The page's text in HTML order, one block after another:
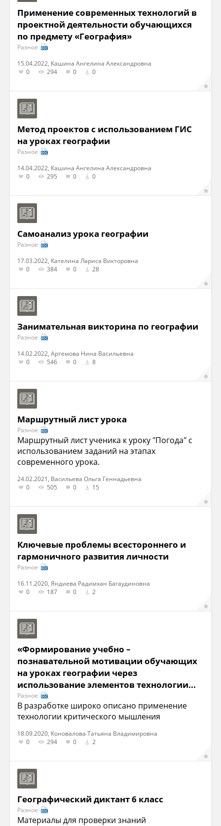
Применение современных технологий в
проектной деятельности обучающихся
по предмету «География»
Разное
15.04.2022, Кашина Ангелина Александровна
0
294 0 0
Метод проектов с использованием ГИС
на уроках географии
Разное
14.04.2022, Кашина Ангелина Александровна
0
295 0 0
Самоанализ урока географии
Разное
17.03.2022, Кателина Лариса Викторовна
0
384 0 28
Занимательная викторина по географии
Разное
14.02.2022, Артемова Нина Васильевна
0
546 0 8
Маршрутный лист урока
Разное
Маршрутный лист ученика к уроку "Погода" с
использованием заданий на этапах
современного урока.
24.02.2021, Васильева Ольга Геннадьевна
0
505 0 15
Ключевые проблемы всестороннего и
гармоничного развития личности
Разное
16.11.2020, Яндиева Радимхан Багаудиновна
0
187 0 2
«Формирование учебно –
познавательной мотивации обучающих
на уроках географии через
использование элементов технологии...
Разное
В разработке широко описано применение
технологии критического мышления
18.09.2020, Коновалова Татьяна Владимировна
0
294 0 2
Географический диктант 6 класс
Разное
Материалы для проверки знаний